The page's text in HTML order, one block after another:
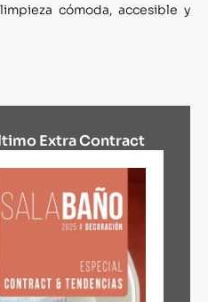
cómoda, accesible y
Extra Contract